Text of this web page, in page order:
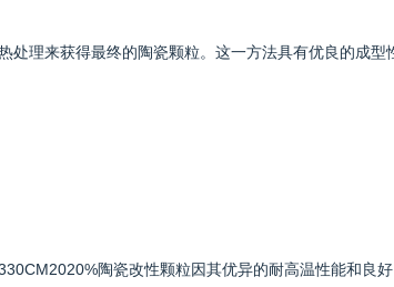
处理来获得最终的陶瓷颗粒。这一方法具有优良的成型
陶瓷改性颗粒因其优异的耐高温性能和良好